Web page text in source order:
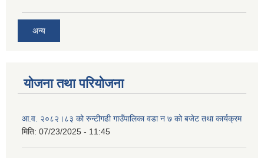
अन्य
योजना तथा परियोजना
आ.व. २०८२।८३ को रुन्टीगढी गाउँपालिका वडा न ७ को बजेट तथा कार्यक्रम
मिति: 07/23/2025 - 11:45